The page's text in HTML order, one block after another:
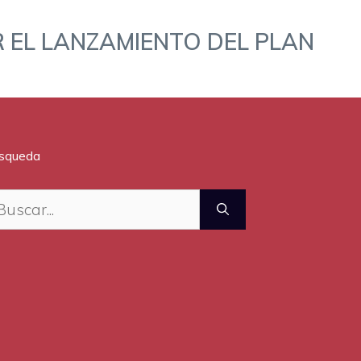
LANZAMIENTO DEL PLAN